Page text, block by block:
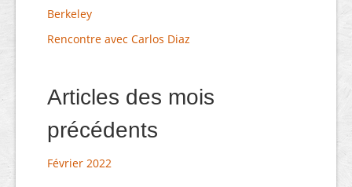
Berkeley
Rencontre avec Carlos Diaz
Articles des mois
précédents
Février 2022